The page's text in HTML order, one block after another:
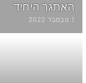
האתגר היחיד
1 נובמבר 2022